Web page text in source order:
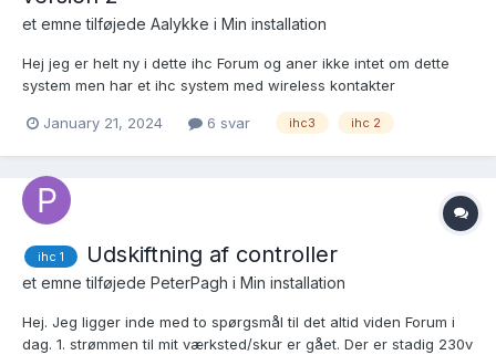
et emne tilføjede Aalykke i Min installation
Hej jeg er helt ny i dette ihc Forum og aner ikke intet om dette
system men har et ihc system med wireless kontakter
skiftes ud med en version 2 da det er umuligt for mig at opdrive
January 21, 2024 6 svar ihc3 ihc 2
ihc 1 Udskiftning af controller
et emne tilføjede PeterPagh i Min installation
Hej. Jeg ligger inde med to spørgsmål til det altid viden Forum i
dag. 1. strømmen til mit værksted/skur er gået. Der er stadig 230v